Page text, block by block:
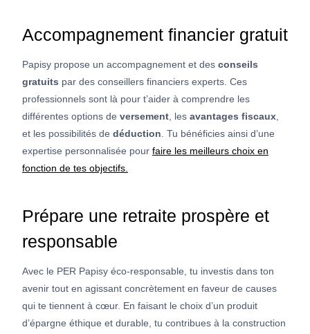
Accompagnement financier gratuit
Papisy propose un accompagnement et des conseils
gratuits par des conseillers financiers experts. Ces
professionnels sont là pour t’aider à comprendre les
différentes options de versement , les avantages fiscaux
et les possibilités de déduction . Tu bénéficies ainsi d’une
expertise personnalisée pour faire les meilleurs choix en
fonction de tes objectifs.
Prépare une retraite prospère et
responsable
Avec le PER Papisy éco-responsable, tu investis dans ton
avenir tout en agissant concrètement en faveur de causes
qui te tiennent à cœur. En faisant le choix d’un produit
d’épargne éthique et durable, tu contribues à la construction